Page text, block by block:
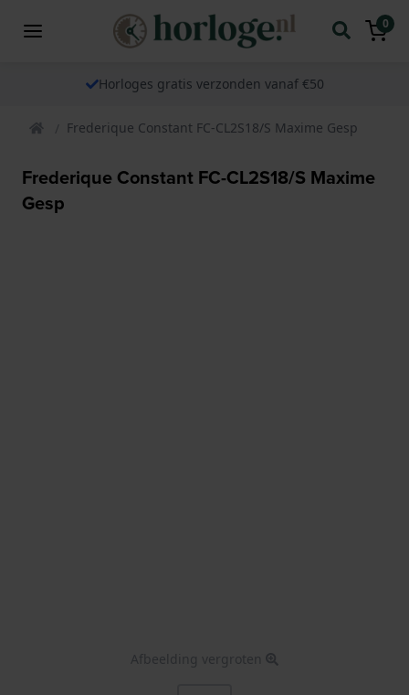
0
Horloges gratis verzonden vanaf €50
Frederique Constant FC-CL2S18/S Maxime Gesp
Frederique Constant FC-CL2S18/S Maxime
Gesp
Afbeelding vergroten